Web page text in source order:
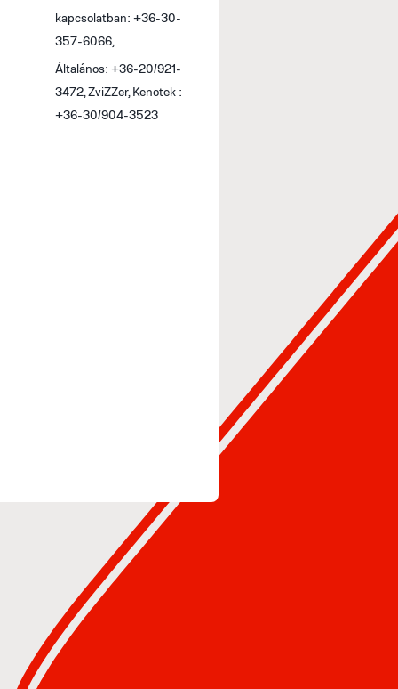
kapcsolatban: +36-30-
357-6066,
Általános: +36-20/921-
3472, ZviZZer, Kenotek :
+36-30/904-3523